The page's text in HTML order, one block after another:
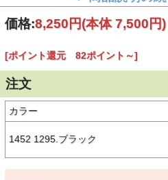
子供が使いやすい仕様にアレンジさ
のバックパック。
特徴的なボックス型シルエットによ
な収納が可能です。
・収納物の出し入れがスムーズな広
・小物の収納に便利なポケットを前
・上部のカバーポケットにはメッシ
・使い勝手を考慮し長めに設計された
・メイン収納部の内側には名前を書
・身体との接触面が多く着用時のブ
ョルダーストラップ
価格:8,250円(本体 7,500円)
[ポイント還元 82ポイント～]
注文
カラー
1452 1295.ブラック